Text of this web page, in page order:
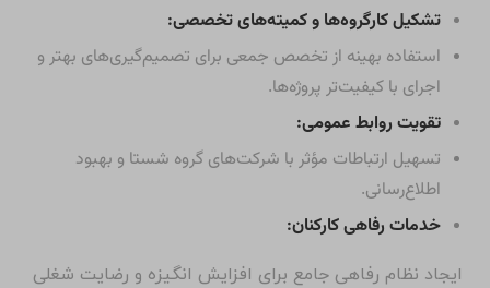
تشکیل کارگروه‌ها و کمیته‌های تخصصی:
استفاده بهینه از تخصص جمعی برای تصمیم‌گیری‌های بهتر و
اجرای با کیفیت‌تر پروژه‌ها.
تقویت روابط عمومی:
تسهیل ارتباطات مؤثر با شرکت‌های گروه شستا و بهبود
اطلاع‌رسانی.
خدمات رفاهی کارکنان:
ایجاد نظام رفاهی جامع برای افزایش انگیزه و رضایت شغلی